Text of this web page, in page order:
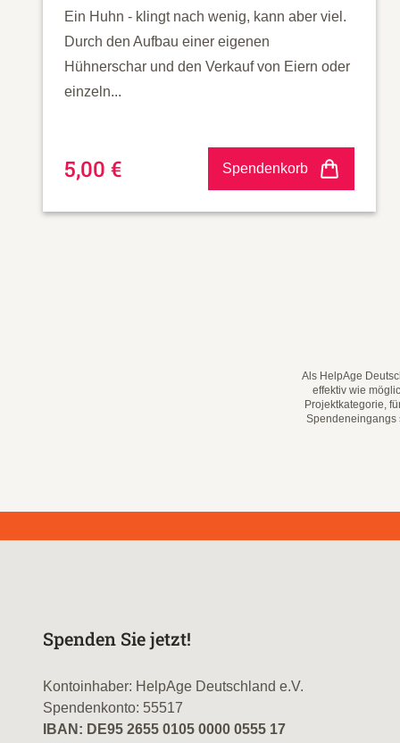
Ein Huhn - klingt nach wenig, kann aber viel.
Durch den Aufbau einer eigenen
Hühnerschar und den Verkauf von Eiern oder
einzeln...
5,00 € Spendenkorb
Als HelpAge
effektiv wie
Projektkategorie,
Spendeneingangs
Spenden Sie jetzt!
Kontoinhaber: HelpAge Deutschland e.V.
Spendenkonto: 55517
IBAN: DE95 2655 0105 0000 0555 17